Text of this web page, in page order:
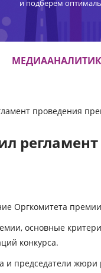
и подберем
проведения
Оргкомитета
основные
конкурса.
и председатели